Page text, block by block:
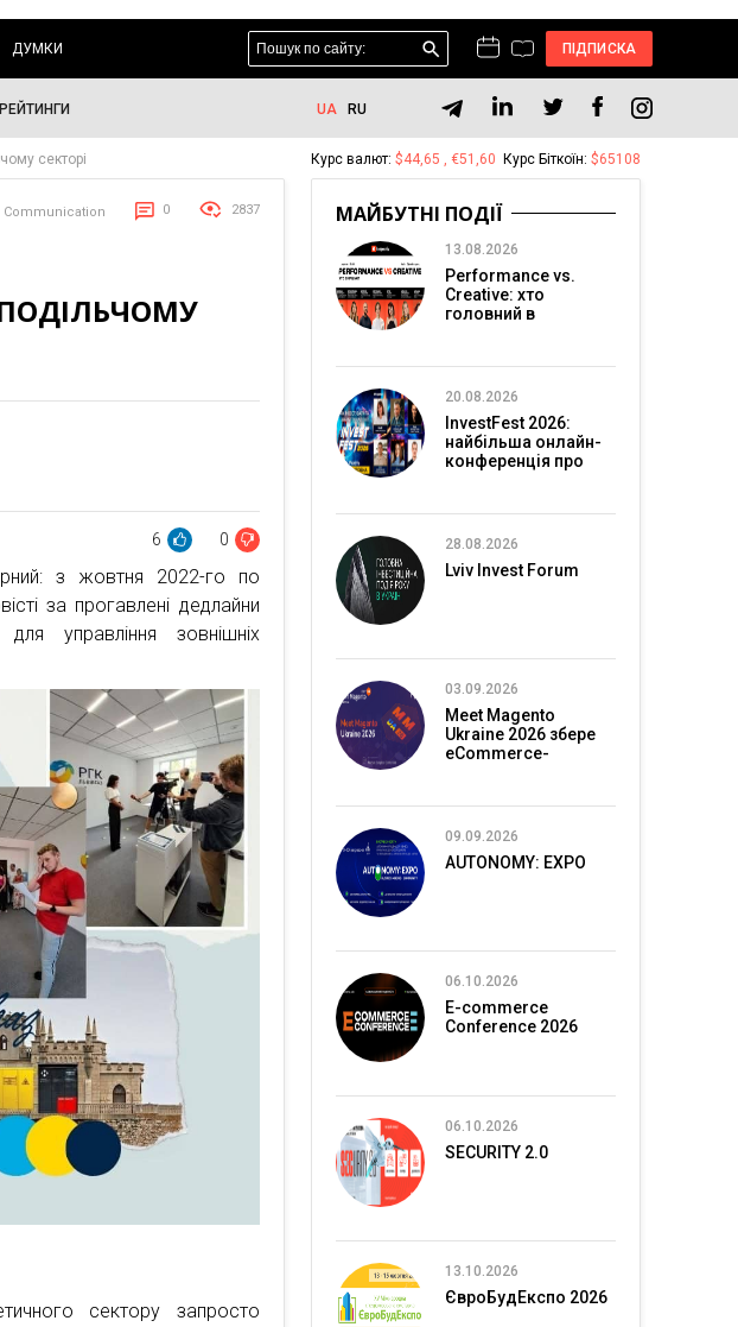
ДУМКИ ПІДПИСКА
РЕЙТИНГИ UA RU
секторі
Communication 0 2837
6 0
з жовтня 2022-го по
за прогавлені дедлайни
управління зовнішніх
сектору запросто
Курс валют: $44,65 , €51,60 Курс Біткоїн: $65108
МАЙБУТНІ ПОДІЇ
13.08.2026
Performance vs.
Creative: хто
головний в
20.08.2026
InvestFest 2026:
найбільша онлайн-
конференція про
28.08.2026
Lviv Invest Forum
03.09.2026
Meet Magento
Ukraine 2026 збере
eCommerce-
09.09.2026
AUTONOMY: EXPO
06.10.2026
E-commerce
Conference 2026
06.10.2026
SECURITY 2.0
13.10.2026
ЄвроБудЕкспо 2026